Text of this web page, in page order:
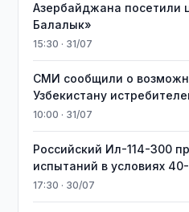
Азербайджана посетили
Балалык»
15:30 · 31/07
СМИ сообщили о
Узбекистану
10:00 · 31/07
Российский Ил-114-300
испытаний в условиях
17:30 · 30/07